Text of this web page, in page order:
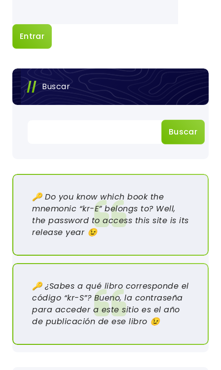
Buscar
Buscar
🔑 Do you know which book the
mnemonic “kr-E” belongs to? Well,
the password to access this site is its
release year 😉
🔑 ¿Sabes a qué libro corresponde el
código “kr-S”? Bueno, la contraseña
para acceder a este sitio es el año
de publicación de ese libro 😉